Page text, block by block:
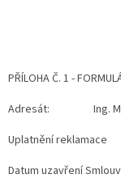
PŘÍLOHA Č. 1 -
Adresát: Ing. Martin
Uplatnění reklamace
Datum uzavření